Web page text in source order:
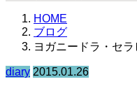
HOME
ブログ
ヨガニードラ・セ
diary 2015.01.26